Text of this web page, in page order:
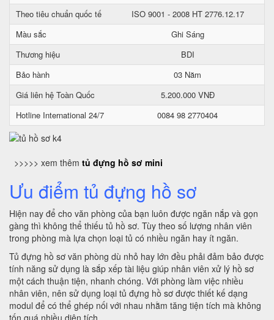
Theo tiêu chuẩn quốc tế
ISO 9001 - 2008 HT 2776.12.17
Màu sắc
Ghi Sáng
Thương hiệu
BDI
Bảo hành
03 Năm
Giá liên hệ Toàn Quốc
5.200.000 VNĐ
Hotline International 24/7
0084 98 2770404
>>>>> xem thêm tủ đựng hồ sơ mini
Ưu điểm tủ đựng hồ sơ
Hiện nay để cho văn phòng của bạn luôn được ngăn nắp và gọn
gàng thì không thể thiếu tủ hồ sơ. Tùy theo số lượng nhân viên
trong phòng mà lựa chọn loại tủ có nhiều ngăn hay ít ngăn.
Tủ đựng hồ sơ văn phòng dù nhỏ hay lớn đều phải đảm bảo được
tính năng sử dụng là sắp xếp tài liệu giúp nhân viên xử lý hồ sơ
một cách thuận tiện, nhanh chóng. Với phòng làm việc nhiều
nhân viên, nên sử dụng loại tủ đựng hồ sơ được thiết kế dạng
modul để có thể ghép nối với nhau nhằm tăng tiện tích mà không
tốn quá nhiều diện tích.